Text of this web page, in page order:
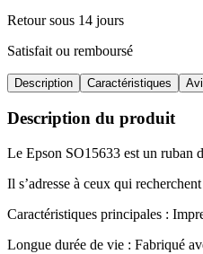
Retour sous 14 jours
Satisfait ou remboursé
Description Caractéristiques
Description du produit
Le Epson SO15633 est un ruban
Il s’adresse à ceux qui
Caractéristiques principales :
Longue durée de vie : Fabriqué